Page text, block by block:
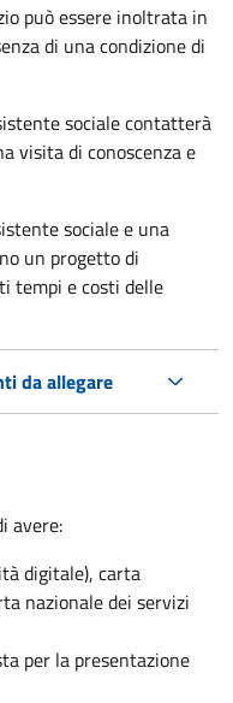
può essere inoltrata in
di una condizione di
sociale contatterà
visita di conoscenza e
sociale e una
un progetto di
tempi e costi delle
da allegare
avere:
digitale), carta
nazionale dei servizi
per la presentazione